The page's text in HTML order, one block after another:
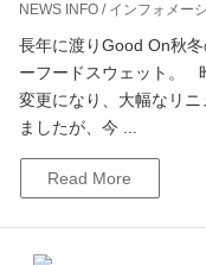
NEWS INFO / インフォメー
長年に渡りGood On秋
ーフードスウェット。
変更になり、大幅なリ
ましたが、今 ...
Read More